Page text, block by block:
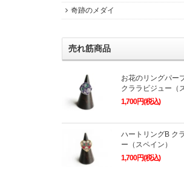
奇跡のメダイ
売れ筋商品
お花のリングパー
クララビジュー（
1,700円(税込)
ハートリングB ク
ー（スペイン）
1,700円(税込)